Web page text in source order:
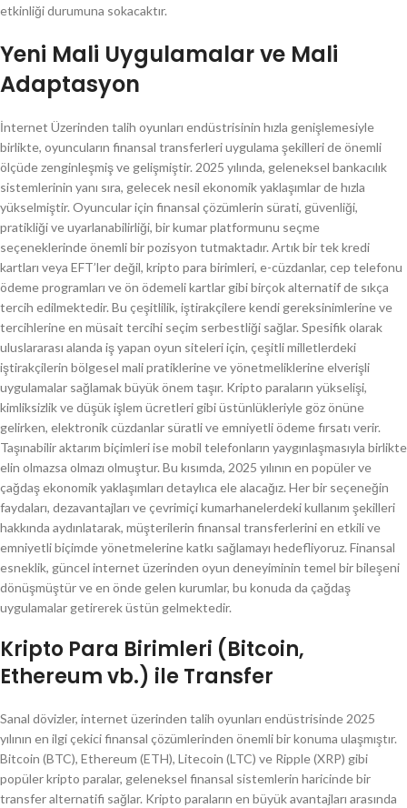
etkinliği durumuna sokacaktır.
Yeni Mali Uygulamalar ve Mali
Adaptasyon
İnternet Üzerinden talih oyunları endüstrisinin hızla genişlemesiyle
birlikte, oyuncuların finansal transferleri uygulama şekilleri de önemli
ölçüde zenginleşmiş ve gelişmiştir. 2025 yılında, geleneksel bankacılık
sistemlerinin yanı sıra, gelecek nesil ekonomik yaklaşımlar de hızla
yükselmiştir. Oyuncular için finansal çözümlerin sürati, güvenliği,
pratikliği ve uyarlanabilirliği, bir kumar platformunu seçme
seçeneklerinde önemli bir pozisyon tutmaktadır. Artık bir tek kredi
kartları veya EFT’ler değil, kripto para birimleri, e-cüzdanlar, cep telefonu
ödeme programları ve ön ödemeli kartlar gibi birçok alternatif de sıkça
tercih edilmektedir. Bu çeşitlilik, iştirakçilere kendi gereksinimlerine ve
tercihlerine en müsait tercihi seçim serbestliği sağlar. Spesifik olarak
uluslararası alanda iş yapan oyun siteleri için, çeşitli milletlerdeki
iştirakçilerin bölgesel mali pratiklerine ve yönetmeliklerine elverişli
uygulamalar sağlamak büyük önem taşır. Kripto paraların yükselişi,
kimliksizlik ve düşük işlem ücretleri gibi üstünlükleriyle göz önüne
gelirken, elektronik cüzdanlar süratli ve emniyetli ödeme fırsatı verir.
Taşınabilir aktarım biçimleri ise mobil telefonların yaygınlaşmasıyla birlikte
elin olmazsa olmazı olmuştur. Bu kısımda, 2025 yılının en popüler ve
çağdaş ekonomik yaklaşımları detaylıca ele alacağız. Her bir seçeneğin
faydaları, dezavantajları ve çevrimiçi kumarhanelerdeki kullanım şekilleri
hakkında aydınlatarak, müşterilerin finansal transferlerini en etkili ve
emniyetli biçimde yönetmelerine katkı sağlamayı hedefliyoruz. Finansal
esneklik, güncel internet üzerinden oyun deneyiminin temel bir bileşeni
dönüşmüştür ve en önde gelen kurumlar, bu konuda da çağdaş
uygulamalar getirerek üstün gelmektedir.
Kripto Para Birimleri (Bitcoin,
Ethereum vb.) ile Transfer
Sanal dövizler, internet üzerinden talih oyunları endüstrisinde 2025
yılının en ilgi çekici finansal çözümlerinden önemli bir konuma ulaşmıştır.
Bitcoin (BTC), Ethereum (ETH), Litecoin (LTC) ve Ripple (XRP) gibi
popüler kripto paralar, geleneksel finansal sistemlerin haricinde bir
transfer alternatifi sağlar. Kripto paraların en büyük avantajları arasında